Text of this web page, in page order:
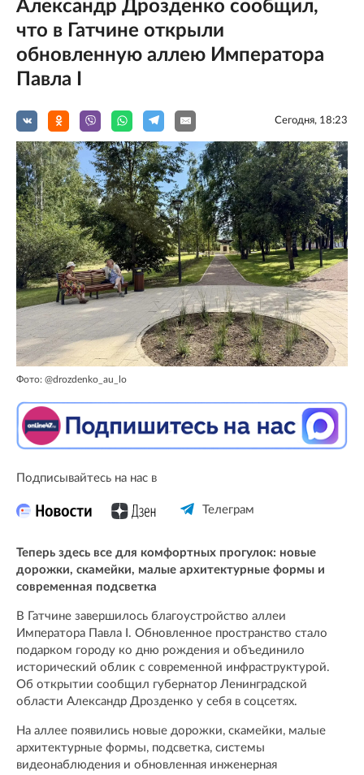
Александр Дрозденко сообщил,
что в Гатчине открыли
обновленную аллею Императора
Павла I
Сегодня, 18:23
Фото: @drozdenko_au_lo
Подписывайтесь на нас в
Телеграм
Теперь здесь все для комфортных прогулок: новые
дорожки, скамейки, малые архитектурные формы и
современная подсветка
В Гатчине завершилось благоустройство аллеи
Императора Павла I. Обновленное пространство стало
подарком городу ко дню рождения и объединило
исторический облик с современной инфраструктурой.
Об открытии сообщил губернатор Ленинградской
области Александр Дрозденко у себя в соцсетях.
На аллее появились новые дорожки, скамейки, малые
архитектурные формы, подсветка, системы
видеонаблюдения и обновленная инженерная